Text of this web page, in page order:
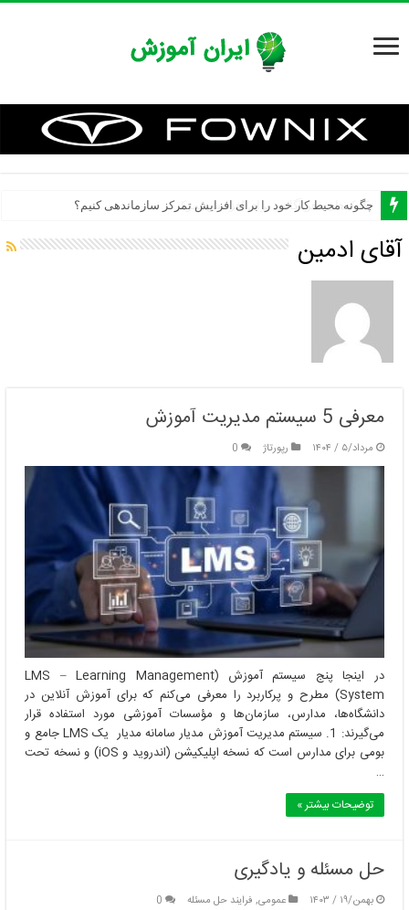
چگونه محیط کار خود را برای افزایش تمرکز سازماندهی کنیم؟
آقای ادمین
معرفی 5 سیستم مدیریت آموزش
مرداد/۵ / ۱۴۰۴ رپورتاژ 0
در اینجا پنج سیستم آموزش (LMS – Learning Management
System) مطرح و پرکاربرد را معرفی می‌کنم که برای آموزش آنلاین در
دانشگاه‌ها، مدارس، سازمان‌ها و مؤسسات آموزشی مورد استفاده قرار
می‌گیرند: 1. سیستم مدیریت آموزش مدیار سامانه مدیار یک LMS جامع و
بومی برای مدارس است که نسخه اپلیکیشن (اندروید و iOS) و نسخه تحت
…
توضیحات بیشتر »
حل مسئله و یادگیری
بهمن/۱۹ / ۱۴۰۳ عمومی, فرایند حل مسئله 0